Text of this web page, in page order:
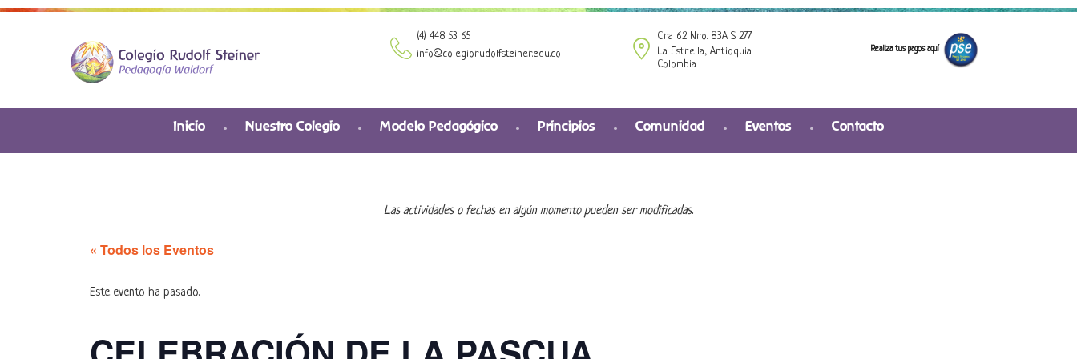
(4) 448 53 65
info@colegiorudolfsteiner.edu.co
Cra 62 Nro. 83A S 277
La Estrella, Antioquia
Colombia
Realiza tus pagos aquí
Inicio Nuestro Colegio Modelo Pedagógico Principios Comunidad Eventos Contacto
Las actividades o fechas en algún momento pueden ser modificadas.
« Todos los Eventos
Este evento ha pasado.